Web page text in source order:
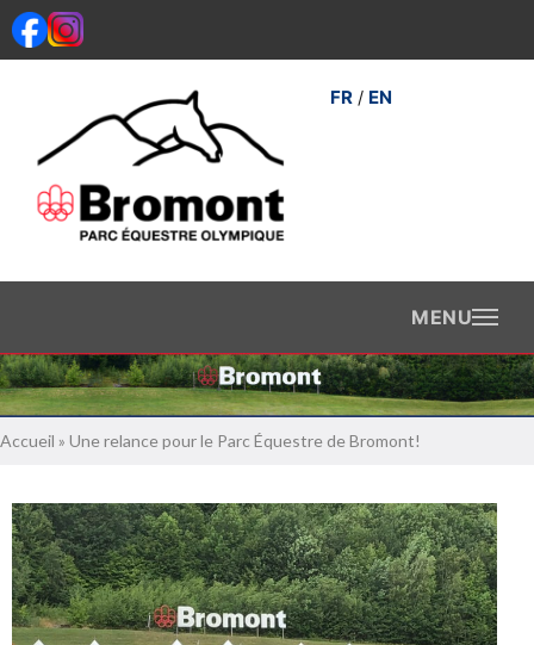
Aller
au
FR/ EN
Accueil » Une relance pour le Parc Équestre de Bromont!